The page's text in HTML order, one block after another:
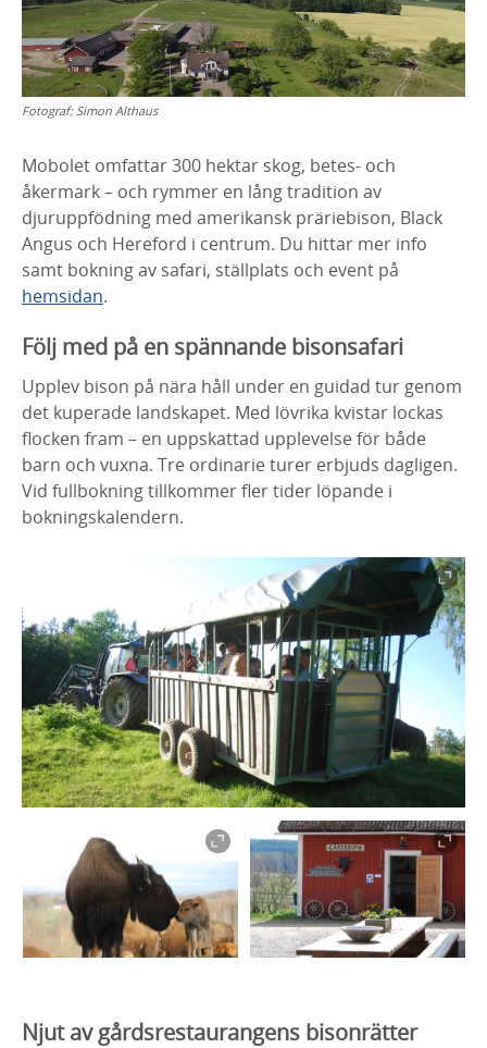
Fotograf:Simon Althaus
Mobolet omfattar 300 hektar skog, betes- och
åkermark – och rymmer en lång tradition av
djuruppfödning med amerikansk präriebison, Black
Angus och Hereford i centrum. Du hittar mer info
samt bokning av safari, ställplats och event på
hemsidan.
Följ med på en spännande bisonsafari
Upplev bison på nära håll under en guidad tur genom
det kuperade landskapet. Med lövrika kvistar lockas
flocken fram – en uppskattad upplevelse för både
barn och vuxna. Tre ordinarie turer erbjuds dagligen.
Vid fullbokning tillkommer fler tider löpande i
bokningskalendern.
Njut av gårdsrestaurangens bisonrätter